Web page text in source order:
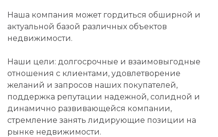
Наша компания может гордиться обширной и
актуальной базой различных объектов
недвижимости.
Наши цели: долгосрочные и взаимовыгодные
отношения с клиентами, удовлетворение
желаний и запросов наших покупателей,
поддержка репутации надежной, солидной и
динамично развивающейся компании,
стремление занять лидирующие позиции на
рынке недвижимости.